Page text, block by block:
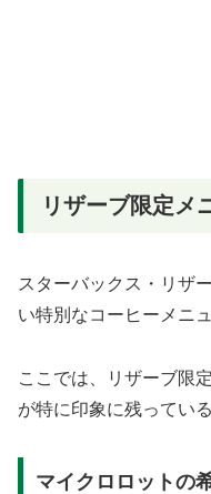
リザーブ限定メ
スターバックス・リザ
い特別なコーヒーメニ
ここでは、リザーブ限
が特に印象に残ってい
マイクロロットの